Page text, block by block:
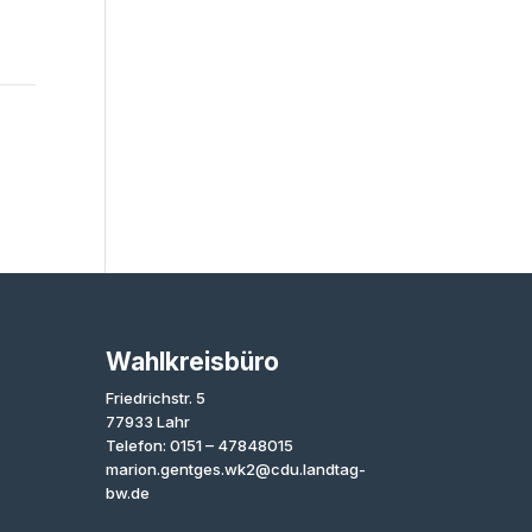
Wahlkreisbüro
Friedrichstr. 5
77933 Lahr
Telefon: 0151 – 47848015
marion.gentges.wk2@cdu.landtag-
bw.de